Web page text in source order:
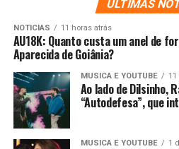
ULTIMAS
NOTICIAS 11 horas atrás
AU18K: Quanto custa um anel de
Aparecida de Goiânia?
MUSICA E YOUTUBE
Ao lado de Dilsinho,
“Autodefesa”, que
MUSICA E YOUTUBE 1